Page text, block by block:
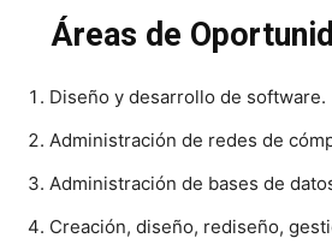
Áreas de
Diseño y desarrollo de software.
Administración de redes de
Administración de bases de
Creación, diseño, rediseño,